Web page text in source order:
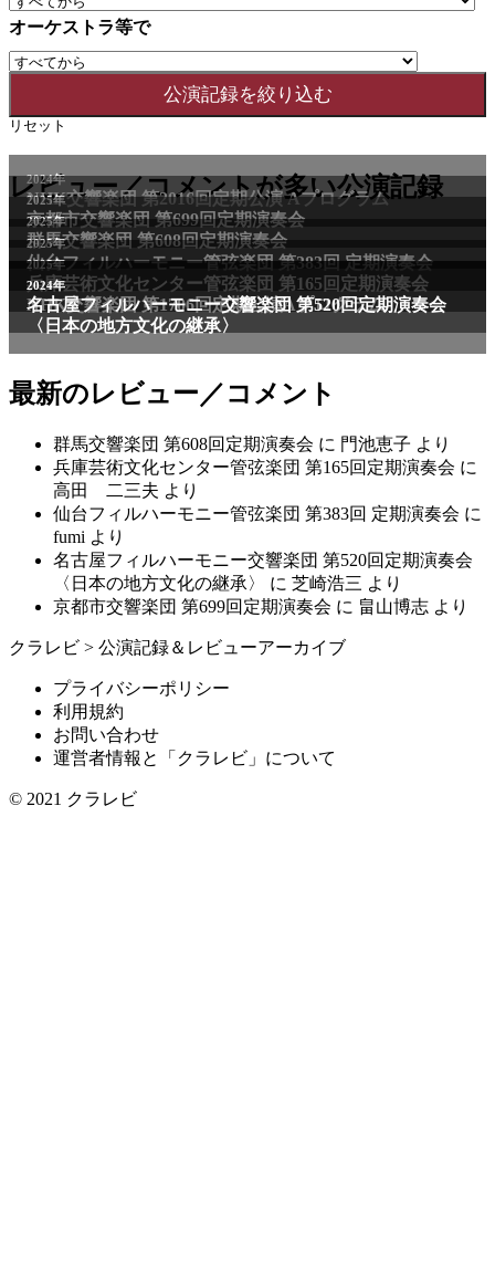
オーケストラ等で
リセット
レビュー／コメントが多い公演記録
2024年
NHK交響楽団 第2016回定期公演 Aプログラム
2025年
京都市交響楽団 第699回定期演奏会
2025年
群馬交響楽団 第608回定期演奏会
2025年
仙台フィルハーモニー管弦楽団 第383回 定期演奏会
2025年
兵庫芸術文化センター管弦楽団 第165回定期演奏会
2011年
NHK交響楽団 第1706回定期公演Aプログラム
2024年
名古屋フィルハーモニー交響楽団 第520回定期演奏会
〈日本の地方文化の継承〉
最新のレビュー／コメント
群馬交響楽団 第608回定期演奏会 に 門池恵子 より
兵庫芸術文化センター管弦楽団 第165回定期演奏会 に
高田 二三夫 より
仙台フィルハーモニー管弦楽団 第383回 定期演奏会 に
fumi より
名古屋フィルハーモニー交響楽団 第520回定期演奏会
〈日本の地方文化の継承〉
に 芝崎浩三 より
京都市交響楽団 第699回定期演奏会 に 畠山博志 より
クラレビ > 公演記録＆レビューアーカイブ
プライバシーポリシー
利用規約
お問い合わせ
運営者情報と「クラレビ」について
© 2021 クラレビ